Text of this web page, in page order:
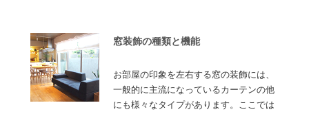
窓装飾の種類と機能
お部屋の印象を左右する窓の装飾には、
一般的に主流になっているカーテンの他
にも様々なタイプがあります。ここでは